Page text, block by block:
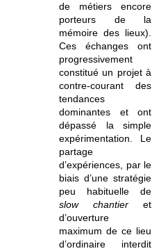
de métiers encore
porteurs de la
mémoire des lieux).
Ces échanges ont
progressivement
constitué un projet à
contre-courant des
tendances
dominantes et ont
dépassé la simple
expérimentation. Le
partage
d’expériences, par le
biais d’une stratégie
peu habituelle de
slow chantier et
d’ouverture
maximum de ce lieu
d’ordinaire interdit